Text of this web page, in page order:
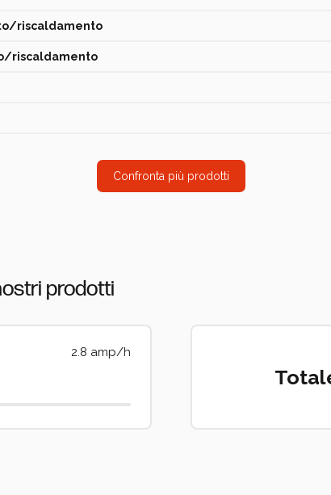
riscaldamento
riscaldamento
Confronta più prodotti
prodotti
2.8 amp/h